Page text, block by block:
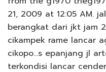
21, 2009 at 12:05 AM.
berangkat dari jkt jam
cikampek rame lancar
cikopo…s epanjang jl
terkondisi lancar